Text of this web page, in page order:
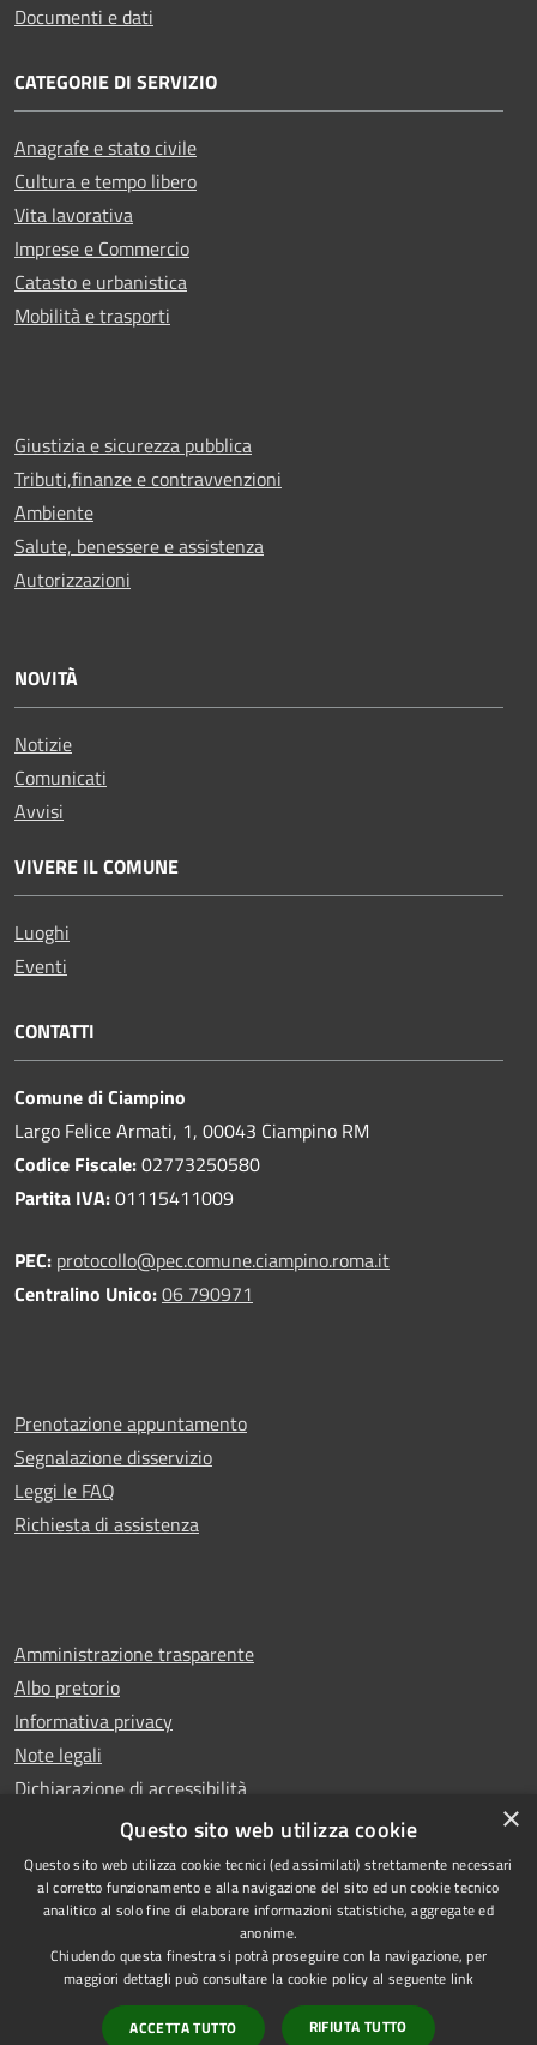
Documenti e dati
CATEGORIE DI SERVIZIO
Anagrafe e stato civile
Cultura e tempo libero
Vita lavorativa
Imprese e Commercio
Catasto e urbanistica
Mobilità e trasporti
Giustizia e sicurezza pubblica
Tributi,finanze e contravvenzioni
Ambiente
Salute, benessere e assistenza
Autorizzazioni
NOVITÀ
Notizie
Comunicati
Avvisi
VIVERE IL COMUNE
Luoghi
Eventi
CONTATTI
Comune di Ciampino
Largo Felice Armati, 1, 00043 Ciampino RM
Codice Fiscale:02773250580
Partita IVA:01115411009
PEC: protocollo@pec.comune.ciampino.roma.it
Centralino Unico:06 790971
Prenotazione appuntamento
Segnalazione disservizio
Leggi le FAQ
Richiesta di assistenza
Amministrazione trasparente
Albo pretorio
Informativa privacy
Note legali
Dichiarazione di accessibilità
Whistleblowing
Accessibilità
di Ciampino
Powered byMunicipium
×
Questo sito web utilizza cookie
Questo sito web utilizza cookie tecnici (ed assimilati) strettamente necessari
al corretto funzionamento e alla navigazione del sito ed un cookie tecnico
analitico al solo fine di elaborare informazioni statistiche, aggregate ed
anonime.
Chiudendo questa finestra si potrà proseguire con la navigazione, per
maggiori dettagli può consultare la cookie policy al seguente link
ACCETTA TUTTO RIFIUTA TUTTO